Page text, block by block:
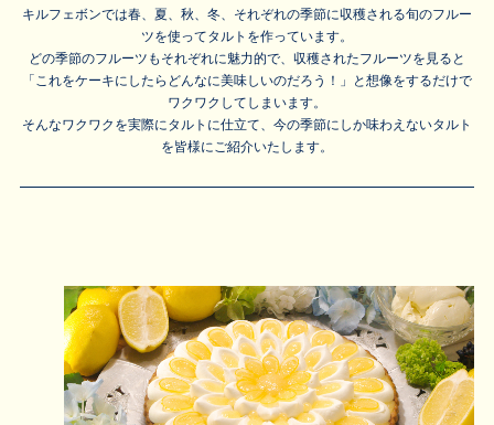
キルフェボンでは春、夏、秋、冬、それぞれの季節に収穫される旬のフルー
ツを使ってタルトを作っています。
どの季節のフルーツもそれぞれに魅力的で、収穫されたフルーツを見ると
「これをケーキにしたらどんなに美味しいのだろう！」と想像をするだけで
ワクワクしてしまいます。
そんなワクワクを実際にタルトに仕立て、今の季節にしか味わえないタルト
を皆様にご紹介いたします。